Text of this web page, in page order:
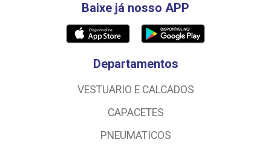
Baixe já nosso APP
Departamentos
VESTUARIO E CALCADOS
CAPACETES
PNEUMATICOS